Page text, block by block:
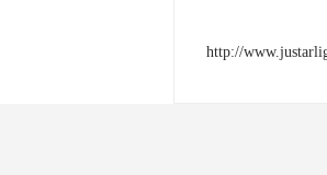
http://